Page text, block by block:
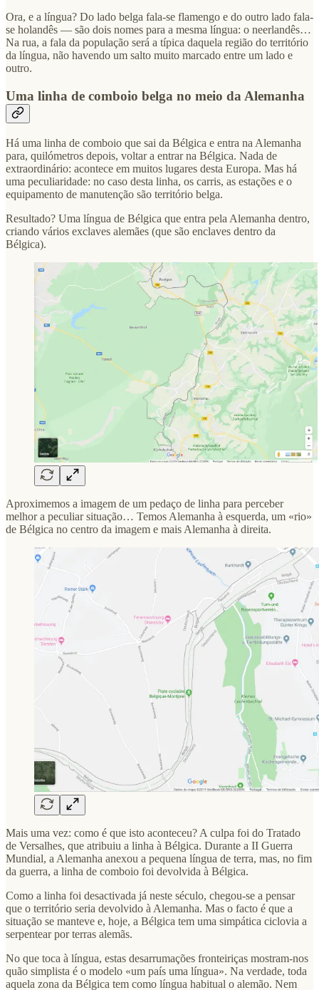
Ora, e a língua? Do lado belga fala-se flamengo e do outro lado fala-
se holandês — são dois nomes para a mesma língua: o neerlandês…
Na rua, a fala da população será a típica daquela região do território
da língua, não havendo um salto muito marcado entre um lado e
outro.
Uma linha de comboio belga no meio da Alemanha
Há uma linha de comboio que sai da Bélgica e entra na Alemanha
para, quilómetros depois, voltar a entrar na Bélgica. Nada de
extraordinário: acontece em muitos lugares desta Europa. Mas há
uma peculiaridade: no caso desta linha, os carris, as estações e o
equipamento de manutenção são território belga.
Resultado? Uma língua de Bélgica que entra pela Alemanha dentro,
criando vários exclaves alemães (que são enclaves dentro da
Bélgica).
Aproximemos a imagem de um pedaço de linha para perceber
melhor a peculiar situação… Temos Alemanha à esquerda, um «rio»
de Bélgica no centro da imagem e mais Alemanha à direita.
Mais uma vez: como é que isto aconteceu? A culpa foi do Tratado
de Versalhes, que atribuiu a linha à Bélgica. Durante a II Guerra
Mundial, a Alemanha anexou a pequena língua de terra, mas, no fim
da guerra, a linha de comboio foi devolvida à Bélgica.
Como a linha foi desactivada já neste século, chegou-se a pensar
que o território seria devolvido à Alemanha. Mas o facto é que a
situação se manteve e, hoje, a Bélgica tem uma simpática ciclovia a
serpentear por terras alemãs.
No que toca à língua, estas desarrumações fronteiriças mostram-nos
quão simplista é o modelo «um país uma língua». Na verdade, toda
aquela zona da Bélgica tem como língua habitual o alemão. Nem